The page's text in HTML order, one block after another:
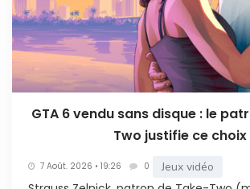
GTA 6 vendu sans disque : le
Two justifie ce choix
7 Août. 2026 • 19:26 0 Jeux vidéo